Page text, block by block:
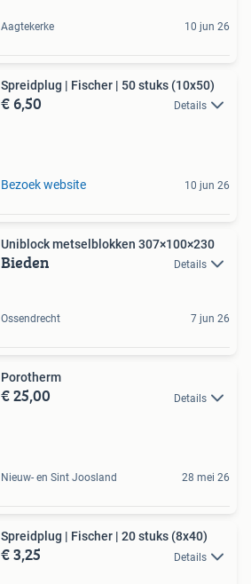
Aagtekerke 10 jun 26
Spreidplug | Fischer | 50 stuks (10x50)
€ 6,50 Details
Bezoek website 10 jun 26
Uniblock metselblokken 307×100×230
Bieden Details
Ossendrecht 7 jun 26
Porotherm
€ 25,00 Details
Nieuw- en Sint Joosland 28 mei 26
Spreidplug | Fischer | 20 stuks (8x40)
€ 3,25 Details